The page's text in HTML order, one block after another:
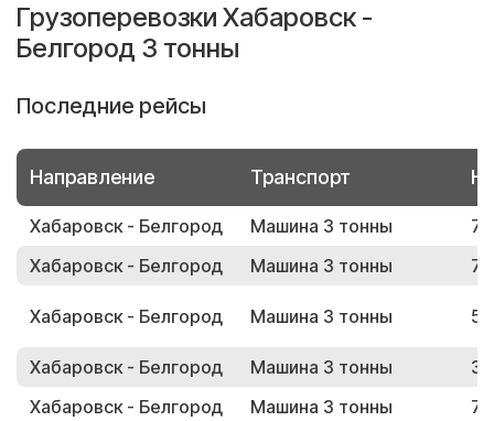
Грузоперевозки Хабаровск -
Белгород 3 тонны
Последние рейсы
Направление Транспорт
Хабаровск - Белгород Машина 3 тонны
Хабаровск - Белгород
Машина 3 тонны
Хабаровск - Белгород Машина 3 тонны
Хабаровск - Белгород Машина 3 тонны
Хабаровск - Белгород
Машина 3 тонны